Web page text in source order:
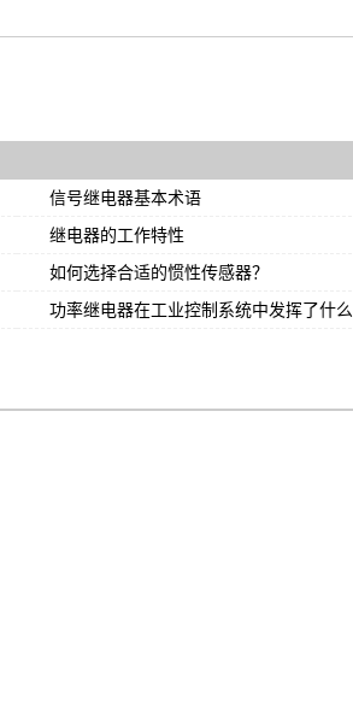
信号继电器基本术语
继电器的工作特性
如何选择合适的惯性传感器？
功率继电器在工业控制系统中发挥了什么